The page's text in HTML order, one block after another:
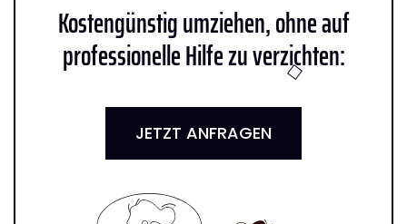
Kostengünstig umziehen, ohne auf
professionelle Hilfe zu verzichten:
JETZT ANFRAGEN